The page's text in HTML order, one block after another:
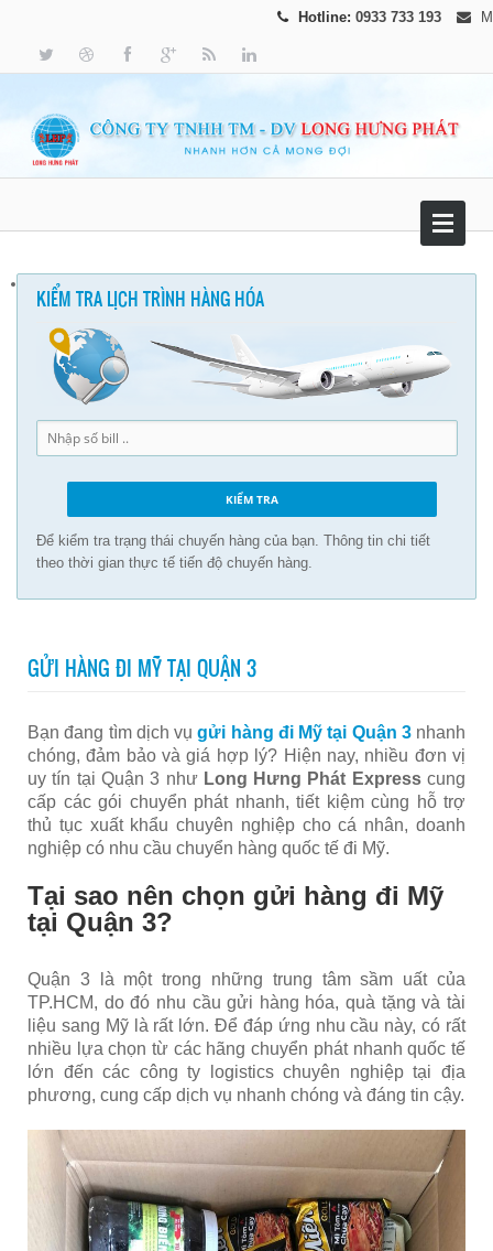
Hotline: 0933 733 193
KIỂM TRA LỊCH TRÌNH HÀNG HÓA
Để kiểm tra trạng thái chuyến hàng của bạn. Thông tin chi tiết
theo thời gian thực tế tiến độ chuyến hàng.
GỬI HÀNG ĐI MỸ TẠI QUẬN 3
Bạn đang tìm dịch vụgửi hàng đi Mỹ tại Quận 3nhanh
chóng, đảm bảo và giá hợp lý? Hiện nay, nhiều đơn vị
uy tín tại Quận 3 như Long Hưng Phát Expresscung
cấp các gói chuyển phát nhanh, tiết kiệm cùng hỗ trợ
thủ tục xuất khẩu chuyên nghiệp cho cá nhân, doanh
nghiệp có nhu cầu chuyển hàng quốc tế đi Mỹ.
Tại sao nên chọn gửi hàng đi Mỹ
tại Quận 3?
Quận 3 là một trong những trung tâm sầm uất của
TP.HCM, do đó nhu cầu gửi hàng hóa, quà tặng và tài
liệu sang Mỹ là rất lớn. Để đáp ứng nhu cầu này, có rất
nhiều lựa chọn từ các hãng chuyển phát nhanh quốc tế
lớn đến các công ty logistics chuyên nghiệp tại địa
phương, cung cấp dịch vụ nhanh chóng và đáng tin cậy.